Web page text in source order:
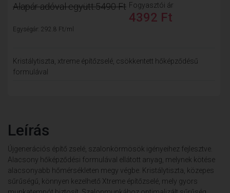
Alapár adóval együtt:5490 Ft Fogyasztói ár
4392 Ft
Egységár: 292.8 Ft/ml
Kristálytiszta, xtreme építőzselé, csökkentett hőképződésű
formulával
Leírás
Újgenerációs építő zselé, szalonkörmösök igényeihez fejlesztve.
Alacsony hőképződési formulával ellátott anyag, melynek kötése
alacsonyabb hőmérsékleten megy végbe. Kristálytiszta, közepes
sűrűségű, könnyen kezelhető Xtreme építőzselé, mely gyors